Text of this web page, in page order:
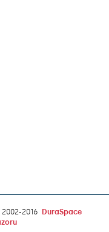
2016
DuraSpace